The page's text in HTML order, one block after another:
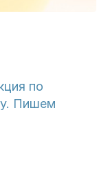
по
Пишем